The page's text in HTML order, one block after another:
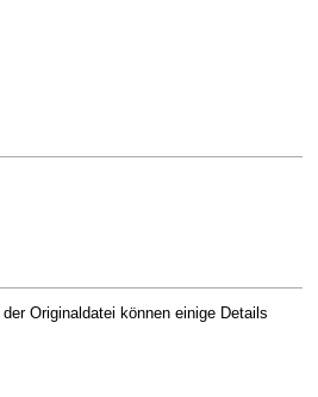
Originaldatei können einige Details